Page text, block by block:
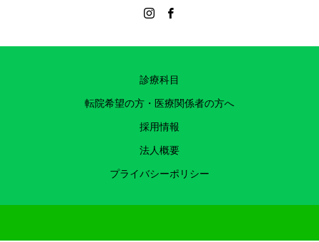
診療科目
転院希望の方・医療関係者の方へ
採用情報
法人概要
プライバシーポリシー